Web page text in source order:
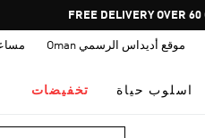
FREE DELIVERY OVER 60
موقع أديداس الرسمي Oman
اسلوب حياة تخفيضات